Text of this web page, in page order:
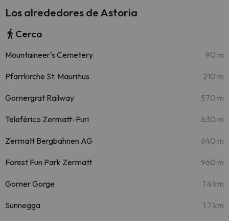
Los alrededores de Astoria
Cerca
Mountaineer's Cemetery 90 m
Pfarrkirche St. Mauritius 210 m
Gornergrat Railway 570 m
Teleférico Zermatt-Furi 630 m
Zermatt Bergbahnen AG 640 m
Forest Fun Park Zermatt 960 m
Gorner Gorge 1.4 km
Sunnegga 1.7 km